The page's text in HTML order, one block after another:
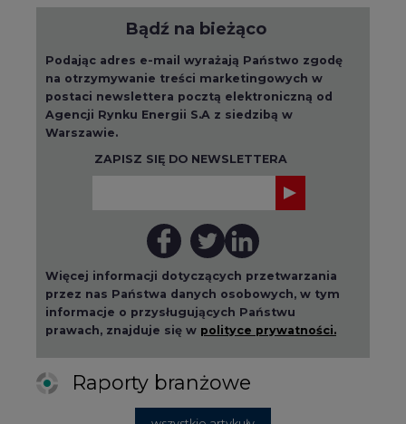
Bądź na bieżąco
Podając adres e-mail wyrażają Państwo zgodę
na otrzymywanie treści marketingowych w
postaci newslettera pocztą elektroniczną od
Agencji Rynku Energii S.A z siedzibą w
Warszawie.
ZAPISZ SIĘ DO NEWSLETTERA
Więcej informacji dotyczących przetwarzania
przez nas Państwa danych osobowych, w tym
informacje o przysługujących Państwu
prawach, znajduje się w polityce prywatności.
Raporty branżowe